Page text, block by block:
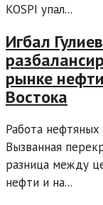
KOSPI упал...
Игбал
рынке
Востока
Работа
Вызванная
разница между
нефти и на...